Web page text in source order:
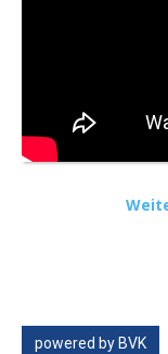
powered by BVK